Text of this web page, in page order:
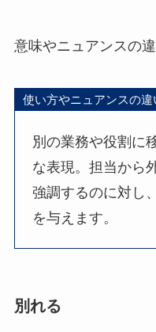
意味やニュアンスの
使い方やニュアンスの違
別の業務や役割に
な表現。担当から
強調するのに対し
を与えます。
別れる